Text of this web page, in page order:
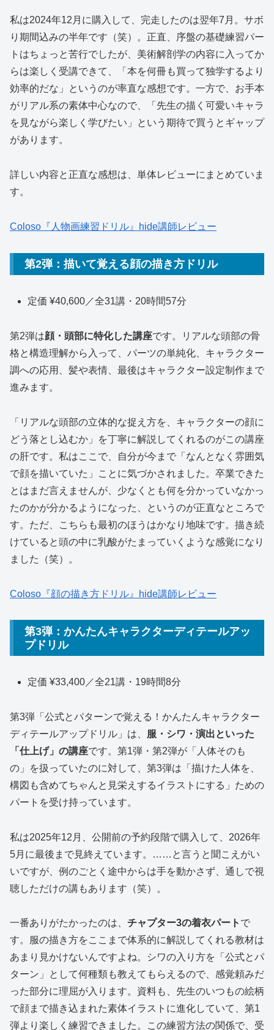
私は2024年12月に購入して、完走したのは翌年7月。サボ
り期間込みの半年です（笑）。正直、序盤の基礎練習パー
トはちょっと苦行でしたが、美術解剖学の内容に入ってか
らは楽しく受講できて、「本を何冊も買って独学するより
効率的だな」というのが率直な感想です。一方で、お手本
がリアル系の素体中心なので、「先生の描く可愛いキャラ
を見ながら楽しく学びたい」という期待で買うとギャップ
があります。
詳しい内容と正直な感想は、単体レビューにまとめていま
す。
Coloso『人物画練習ドリル』hide講師レビュー
第2弾：描いて覚える顔の描き方ドリル
定価 ¥40,600／全31講・20時間57分
第2弾は顔・頭部に特化した講座です。リアルな頭部の骨
格と構造理解から入って、パーツの単純化、キャラクター
調への応用、髪や表情、最後はキャラクター設定制作まで
進みます。
「リアルな頭部の立体的な捉え方を、キャラクターの顔に
どう落とし込むか」を丁寧に解説してくれるのがこの講座
の肝です。私はここで、自分が今まで「なんとなく雰囲気
で顔を描いていた」ことに気づかされました。卒業できた
とはまだ言えませんが、少なくとも何を分かっていなかっ
たのかが分かるようになった、というのが正直なところで
す。ただ、こちらも最初のほうはかなり地味です。描き続
けていると頭の中に乳酸がたまっていくような感覚になり
ました（笑）。
Coloso『顔の描き方ドリル』hide講師レビュー
第3弾：かんたんキャラクターディテールアッ
プドリル
定価 ¥33,400／全21講・19時間8分
第3弾「公式とパターンで覚える！かんたんキャラクター
ディテールアップドリル」は、
服・シワ・演出といった
「仕上げ」の講座です。第1弾・第2弾が「人体そのも
の」を扱っていたのに対して、第3弾は「描けた人体を、
構図も含めてちゃんと見栄えするイラストにする」ための
パートを受け持っています。
私は2025年12月、公開前の予約段階で購入して、2026年
5月に最後まで見終えています。……と言うと聞こえがい
いですが、例のごとく途中からは手を動かさず、通しで視
聴しただけの講もあります（笑）。
一番ありがたかったのは、 チャプター3の着衣パート で
す。服の描き方をここまで体系的に解説してくれる教材は
あまり見かけないんですよね。シワの入り方を「公式とパ
ターン」として何種類も教えてもらえるので、感覚頼みだ
った部分に理屈が入ります。資料も、先生のいつもの絵柄
で顔まで描き込まれた素体イラストに進化していて、第1
弾より楽しく練習できました。この練習方法の関係で、受